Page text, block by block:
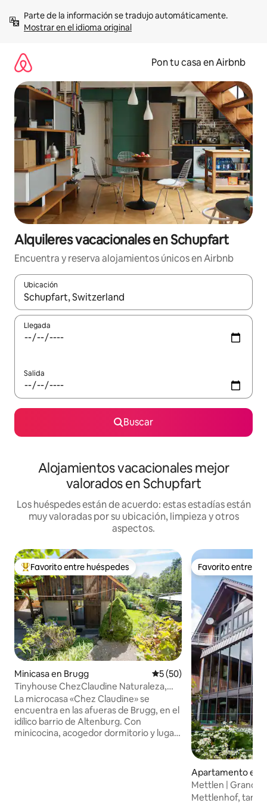
contenidoMostrar en el idioma original
Pon tu casa en Airbnb
Alquileres vacacionales en Schupfart
Encuentra y reserva alojamientos únicos en Airbnb
Ubicación
Cuando los resultados estén disponibles, navega con las
Llegada
Salida
Buscar
Alojamientos vacacionales mejor
valorados en Schupfart
Los huéspedes están de acuerdo: estas estadías están
muy valoradas por su ubicación, limpieza y otros
aspectos.
Favorito entre huéspedes preferido
Favorito entre huéspedes
Minicasa en Brugg Calificación promedio: 5 de
5 (50)
Tinyhouse ChezClaudine Naturaleza,
Relax, Jardín, Aare
La microcasa «Chez Claudine» se
encuentra en las afueras de Brugg, en el
idílico barrio de Altenburg. Con
minicocina, acogedor dormitorio y lugar
Favorito entre
Favorito entre
Apartamento en
m
Mettlen | Grande,
Alpes
Mettlenhof,